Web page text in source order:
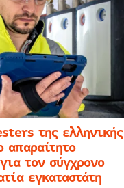
της ελληνικής
απαραίτητο
τον σύγχρονο
εγκαταστάτη